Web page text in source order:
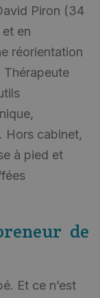
Piron (34
en
réorientation
Thérapeute
Hors cabinet,
à pied et
de
Et ce n’est